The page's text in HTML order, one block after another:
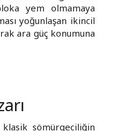
yem olmamaya
yoğunlaşan ikincil
ara güç konumuna
klasik sömürgeciliğin